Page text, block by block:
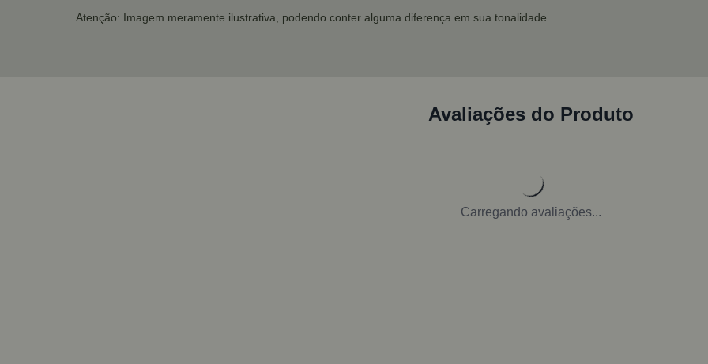
Atenção: Imagem meramente ilustrativa, podendo conter alguma diferença em sua tonalidade.
Avaliações do Produto
Carregando avaliações...